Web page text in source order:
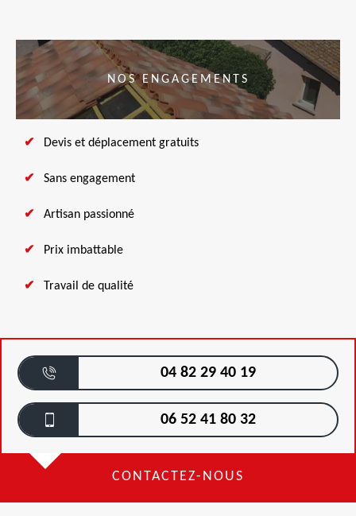
NOS ENGAGEMENTS
Devis et déplacement gratuits
Sans engagement
Artisan passionné
Prix imbattable
Travail de qualité
04 82 29 40 19
06 52 41 80 32
CONTACTEZ-NOUS